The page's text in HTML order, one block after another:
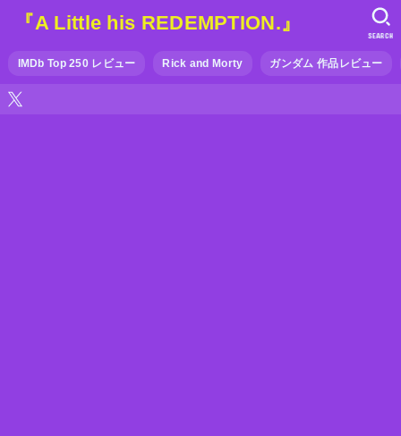
『A Little his REDEMPTION.』
IMDb Top 250 レビュー Rick and Morty ガンダム 作品レビュー
SEARCH